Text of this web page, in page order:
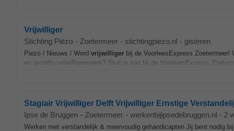
Vrijwilliger
Stichting Piëzo - Zoetermeer - stichtingpiezo.nl - gisteren
Piezo / Nieuws / Word vrijwilliger bij de VoorleesExpress Zoetermeer!
en gezellig vrijwilligerswerk? Sluit je aan bij de VoorleesExpress
Stagiair Vrijwilliger Delft Vrijwilliger Ernstige
Ipse de Bruggen - Zoetermeer - werkenbijipsedebruggen.nl - 2
Werken met verstandelijk & meervoudig gehandicapten Jij bent nodig